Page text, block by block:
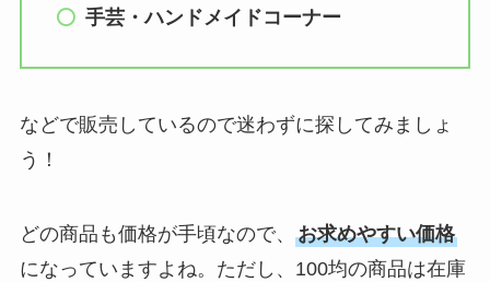
手芸・ハンドメイドコーナー
などで販売しているので迷わずに探してみましょ
う！
どの商品も価格が手頃なので、 お求めやすい価格
になっていますよね。ただし、100均の商品は在庫